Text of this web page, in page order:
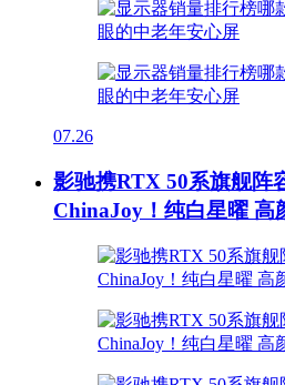
07.26
影驰携RTX 50系旗舰阵
ChinaJoy！纯白星曜 高